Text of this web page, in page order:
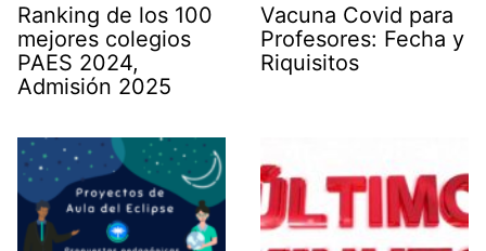
Ranking de los 100
mejores colegios
PAES 2024,
Admisión 2025
Vacuna Covid para
Profesores: Fecha y
Riquisitos